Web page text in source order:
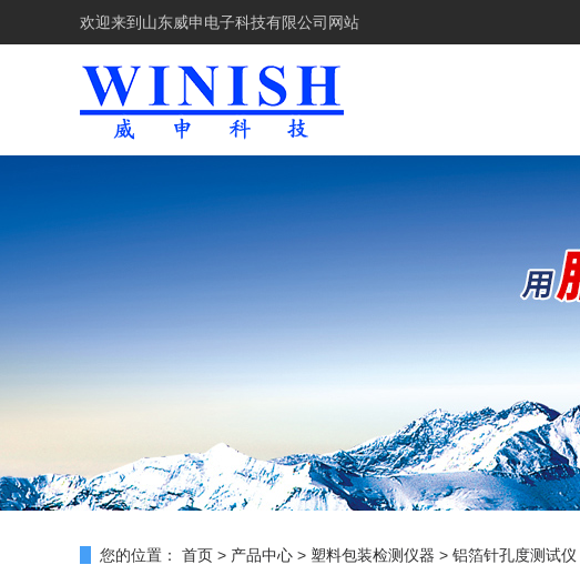
欢迎来到 山东威申电子科技有限公司网站
您的位置： 首页 > 产品中心 > 塑料包装检测仪器 > 铝箔针孔度测试仪